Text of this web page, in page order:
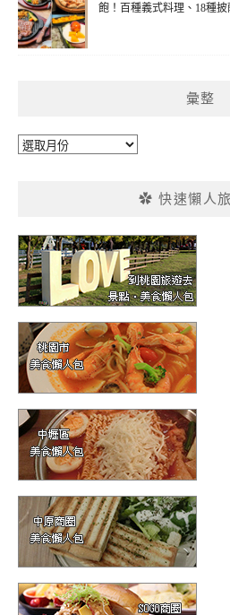
飽！百種義式料理、18種披
彙整
彙
✿ 快速懶人